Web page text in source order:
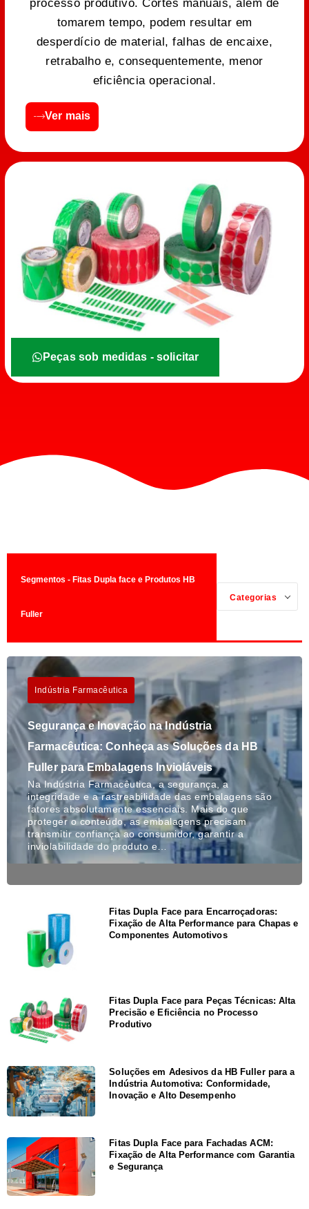
processo produtivo. Cortes manuais, além de
tomarem tempo, podem resultar em
desperdício de material, falhas de encaixe,
retrabalho e, consequentemente, menor
eficiência operacional.
Ver mais
Peças sob medidas - solicitar
Segmentos - Fitas Dupla face e Produtos HB
Fuller
Categorias
Indústria Farmacêutica
Segurança e Inovação na Indústria
Farmacêutica: Conheça as Soluções da HB
Fuller para Embalagens Invioláveis
Na Indústria Farmacêutica, a segurança, a
integridade e a rastreabilidade das embalagens são
fatores absolutamente essenciais. Mais do que
proteger o conteúdo, as embalagens precisam
transmitir confiança ao consumidor, garantir a
inviolabilidade do produto e…
Fitas Dupla Face para Encarroçadoras:
Fixação de Alta Performance para Chapas e
Componentes Automotivos
Fitas Dupla Face para Peças Técnicas: Alta
Precisão e Eficiência no Processo
Produtivo
Soluções em Adesivos da HB Fuller para a
Indústria Automotiva: Conformidade,
Inovação e Alto Desempenho
Fitas Dupla Face para Fachadas ACM:
Fixação de Alta Performance com Garantia
e Segurança